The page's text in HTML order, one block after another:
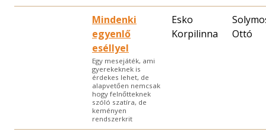
Mindenki
egyenlő
eséllyel
Egy mesejáték, ami
gyerekeknek is
érdekes lehet, de
alapvetően nemcsak
hogy felnőtteknek
szóló szatíra, de
keményen
rendszerkrit
Esko
Korpilinna
Ottó